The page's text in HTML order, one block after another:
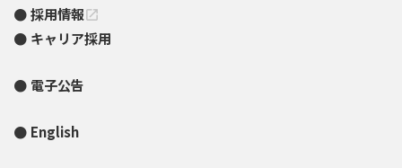
採用情報open_in_new
キャリア採用
電子公告
English